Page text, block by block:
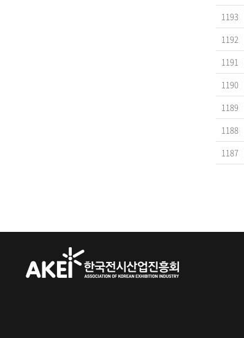
1193
1192
1191
1190
1189
1188
1187